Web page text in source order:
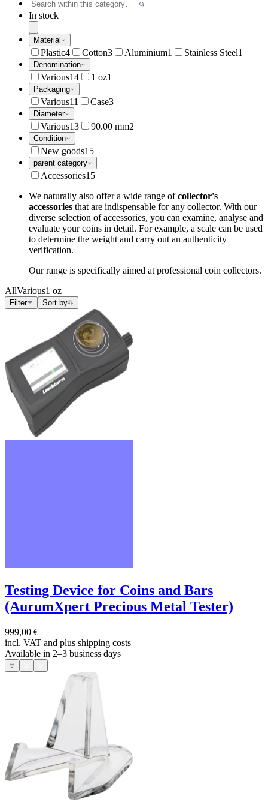
In stock
Material
Plastic4 Cotton3 Aluminium1 Stainless Steel1
Denomination
Various14 1 oz1
Packaging
Various11 Case3
Diameter
Various13 90.00 mm2
Condition
New goods15
parent category
Accessories15
We naturally also offer a wide range ofcollector's
accessories that are indispensable for any collector. With our
diverse selection of accessories, you can examine, analyse and
evaluate your coins in detail. For example, a scale can be used
to determine the weight and carry out an authenticity
verification.
Our range is specifically aimed at professional coin collectors.
AllVarious1 oz
Filter Sort by
Testing Device for Coins and Bars
(AurumXpert Precious Metal Tester)
999,00 €
incl. VAT and plus shipping costs
Available in 2–3 business days